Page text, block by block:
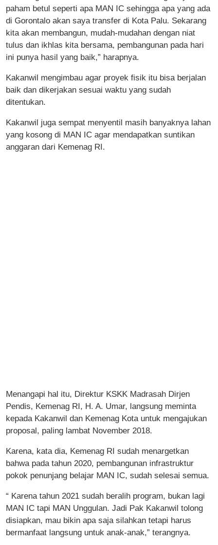
paham betul seperti apa MAN IC sehingga apa yang ada
di Gorontalo akan saya transfer di Kota Palu. Sekarang
kita akan membangun, mudah-mudahan dengan niat
tulus dan ikhlas kita bersama, pembangunan pada hari
ini punya hasil yang baik,” harapnya.
Kakanwil mengimbau agar proyek fisik itu bisa berjalan
baik dan dikerjakan sesuai waktu yang sudah
ditentukan.
Kakanwil juga sempat menyentil masih banyaknya lahan
yang kosong di MAN IC agar mendapatkan suntikan
anggaran dari Kemenag RI.
Menangapi hal itu, Direktur KSKK Madrasah Dirjen
Pendis, Kemenag RI, H. A. Umar, langsung meminta
kepada Kakanwil dan Kemenag Kota untuk mengajukan
proposal, paling lambat November 2018.
Karena, kata dia, Kemenag RI sudah menargetkan
bahwa pada tahun 2020, pembangunan infrastruktur
pokok penunjang belajar MAN IC, sudah selesai semua.
“ Karena tahun 2021 sudah beralih program, bukan lagi
MAN IC tapi MAN Unggulan. Jadi Pak Kakanwil tolong
disiapkan, mau bikin apa saja silahkan tetapi harus
bermanfaat langsung untuk anak-anak,” terangnya.